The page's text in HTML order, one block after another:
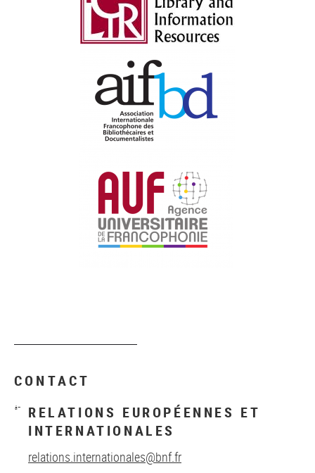
CONTACT
RELATIONS EUROPÉENNES ET
INTERNATIONALES
relations.internationales@bnf.fr